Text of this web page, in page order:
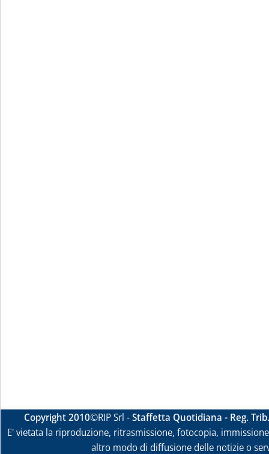
Copyright 2010©RIP Srl -Staffetta Quotidiana - Reg.
E' vietata la riproduzione, ritrasmissione, fotocopia,
altro modo di diffusione delle notizie o